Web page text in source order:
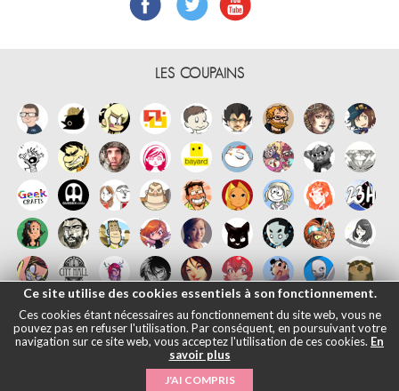
LES COUPAINS
日本語|Mentions légales
2026
Ce site utilise des cookies essentiels à son fonctionnement.
Ces cookies étant nécessaires au fonctionnement du site web, vous ne
pouvez pas en refuser l'utilisation. Par conséquent, en poursuivant votre
navigation sur ce site web, vous acceptez l'utilisation de ces cookies. En
savoir plus
J'AI COMPRIS